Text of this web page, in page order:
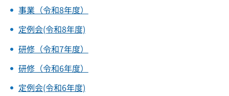
事業（令和8年度）
定例会(令和8年度)
研修（令和7年度）
研修（令和6年度）
定例会(令和6年度)